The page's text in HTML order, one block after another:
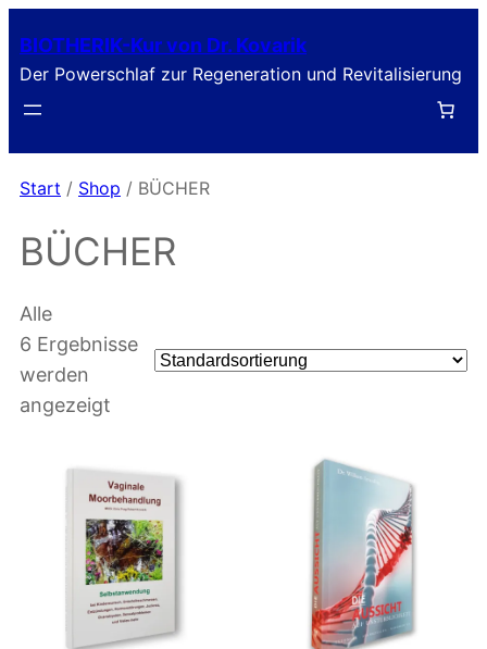
Inhalt
springen
BIOTHERIK-Kur von Dr. Kovarik
Der Powerschlaf zur Regeneration und Revitalisierung
Start / Shop / BÜCHER
BÜCHER
Alle
6 Ergebnisse
werden
angezeigt